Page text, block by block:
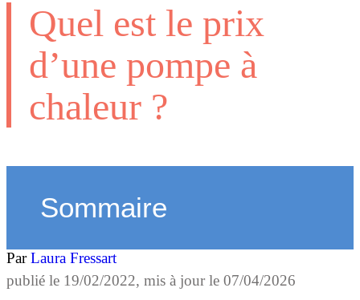
Quel est le prix
d’une pompe à
chaleur ?
Sommaire
ParLaura Fressart
publié le 19/02/2022, mis à jour le 07/04/2026